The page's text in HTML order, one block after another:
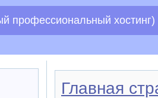
профессиональный хостинг)
Главная